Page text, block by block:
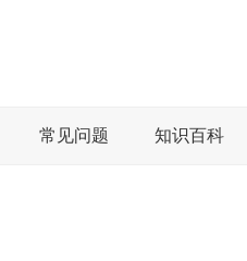
常见问题 知识百科